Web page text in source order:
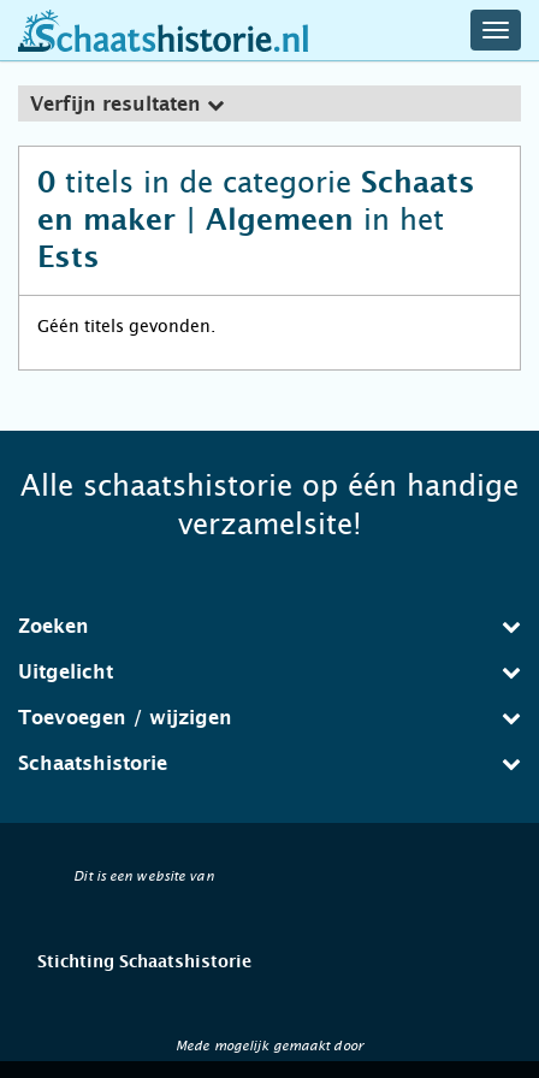
schaatshistorie.nl
Verfijn resultaten
0 titels in de categorie Schaats
en maker | Algemeen in het
Ests
Géén titels gevonden.
Alle schaatshistorie op één handige
verzamelsite!
Zoeken
Uitgelicht
Toevoegen / wijzigen
Schaatshistorie
Dit is een website van
Stichting Schaatshistorie
Mede mogelijk gemaakt door